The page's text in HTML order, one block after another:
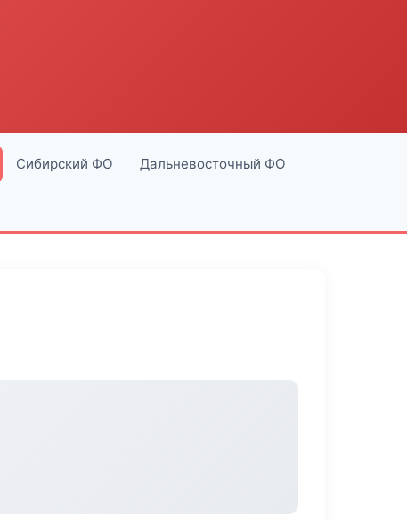
Сибирский ФО Дальневосточный ФО